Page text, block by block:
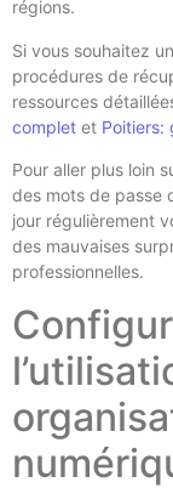
régions.
Si vous souhaitez
procédures de
ressources
complet et Poitiers:
Pour aller plus loin
des mots de passe
jour régulièrement
des mauvaises
professionnelles.